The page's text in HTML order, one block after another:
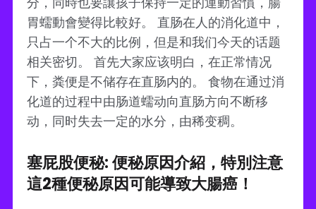
分，同時也要讓孩子保持一定的運動習慣，腸
胃蠕動會變得比較好。 直肠在人的消化道中，
只占一个不大的比例，但是和我们今天的话题
相关密切。 首先大家应该明白，在正常情况
下，粪便是不储存在直肠内的。 食物在通过消
化道的过程中由肠道蠕动向直肠方向不断移
动，同时失去一定的水分，由稀变稠。
塞屁股便秘: 便秘原因介紹，特別注意
這2種便秘原因可能導致大腸癌！